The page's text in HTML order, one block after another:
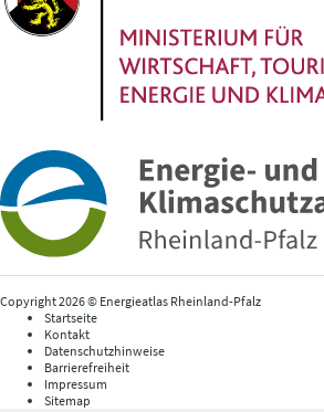
Copyright 2026 © Energieatlas Rheinland-Pfalz
Startseite
Kontakt
Datenschutzhinweise
Barrierefreiheit
Impressum
Sitemap